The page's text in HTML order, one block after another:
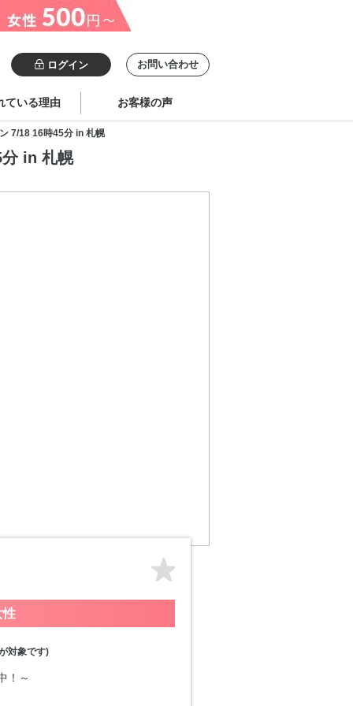
ログイン お問い合わせ
ている理由 お客様の声
7/18 16時45分 in 札幌
分 in 札幌
性
対象です)
！～